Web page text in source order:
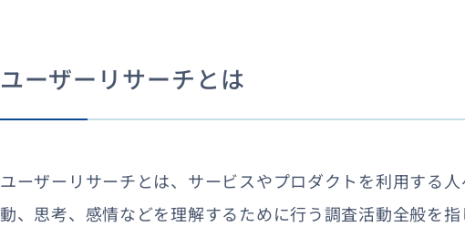
ユーザーリサーチとは
ユーザーリサーチとは、サービスやプロダクトを利用する
動、思考、感情などを理解するために行う調査活動全般を指